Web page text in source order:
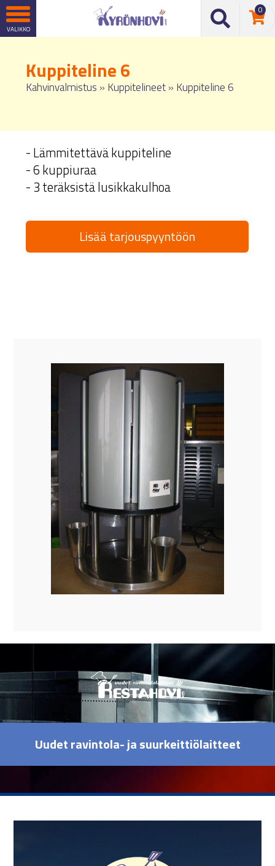
0
Kuppiteline 6
Kahvinvalmistus » Kuppitelineet» Kuppiteline 6
- Lämmitettävä kuppiteline
- 6 kuppiuraa
- 3 teräksistä lusikkakulhoa
Lisää tarjouspyyntöön
Uudet ravintola- ja suurkeittiölaitteet